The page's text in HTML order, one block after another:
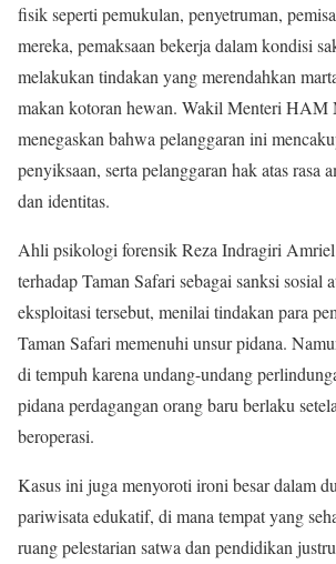
fisik seperti pemukulan, penyetruman,
mereka, pemaksaan bekerja dalam kondisi
melakukan tindakan yang merendahkan
makan kotoran hewan. Wakil Menteri HAM
menegaskan bahwa pelanggaran ini
penyiksaan, serta pelanggaran hak atas rasa
dan identitas.
Ahli psikologi forensik Reza Indragiri
terhadap Taman Safari sebagai sanksi sosial
eksploitasi tersebut, menilai tindakan para
Taman Safari memenuhi unsur pidana.
di tempuh karena undang-undang
pidana perdagangan orang baru berlaku
beroperasi.
Kasus ini juga menyoroti ironi besar dalam
pariwisata edukatif, di mana tempat yang
ruang pelestarian satwa dan pendidikan